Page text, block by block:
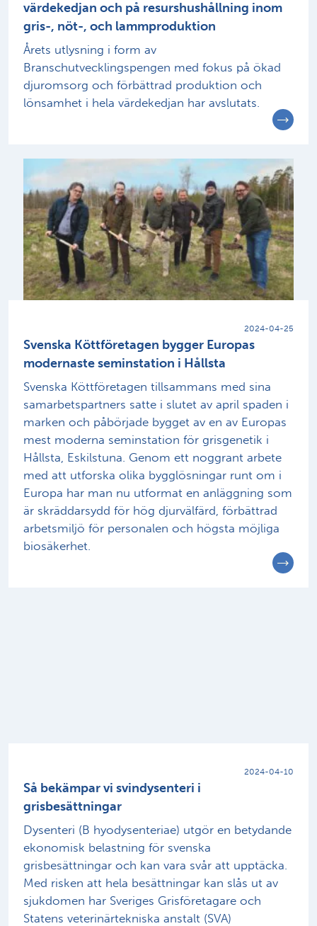
värdekedjan och på resurshushållning inom
gris-, nöt-, och lammproduktion
Årets utlysning i form av
Branschutvecklingspengen med fokus på ökad
djuromsorg och förbättrad produktion och
lönsamhet i hela värdekedjan har avslutats.
2024-04-25
Svenska Köttföretagen bygger Europas
modernaste seminstation i Hållsta
Svenska Köttföretagen tillsammans med sina
samarbetspartners satte i slutet av april spaden i
marken och påbörjade bygget av en av Europas
mest moderna seminstation för grisgenetik i
Hållsta, Eskilstuna. Genom ett noggrant arbete
med att utforska olika bygglösningar runt om i
Europa har man nu utformat en anläggning som
är skräddarsydd för hög djurvälfärd, förbättrad
arbetsmiljö för personalen och högsta möjliga
biosäkerhet.
2024-04-10
Så bekämpar vi svindysenteri i
grisbesättningar
Dysenteri (B hyodysenteriae) utgör en betydande
ekonomisk belastning för svenska
grisbesättningar och kan vara svår att upptäcka.
Med risken att hela besättningar kan slås ut av
sjukdomen har Sveriges Grisföretagare och
Statens veterinärtekniska anstalt (SVA)